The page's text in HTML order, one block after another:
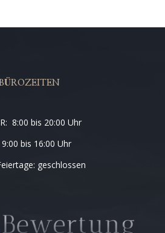
BÜROZEITEN
8:00 bis 20:00 Uhr
9:00 bis 16:00 Uhr
geschlossen